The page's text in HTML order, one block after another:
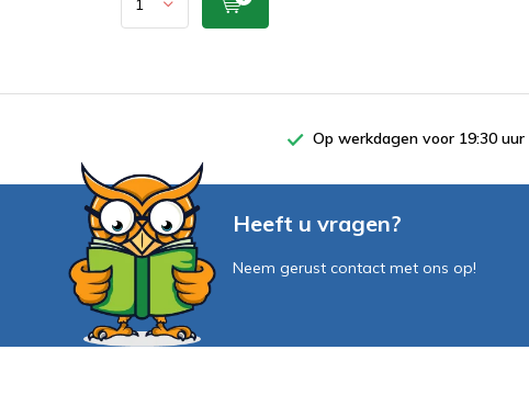
Op werkdagen voor 19:30
Heeft u vragen?
Neem gerust contact met ons op!